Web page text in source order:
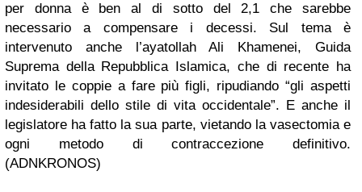
per donna è ben al di sotto del 2,1 che sarebbe
necessario a compensare i decessi. Sul tema è
intervenuto anche l’ayatollah Ali Khamenei, Guida
Suprema della Repubblica Islamica, che di recente ha
invitato le coppie a fare più figli, ripudiando “gli aspetti
indesiderabili dello stile di vita occidentale”. E anche il
legislatore ha fatto la sua parte, vietando la vasectomia e
ogni metodo di contraccezione definitivo.
(ADNKRONOS)